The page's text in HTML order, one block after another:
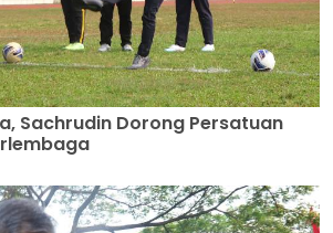
Sachrudin Dorong Persatuan